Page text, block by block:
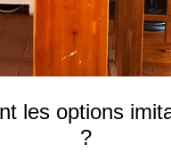
les options
?